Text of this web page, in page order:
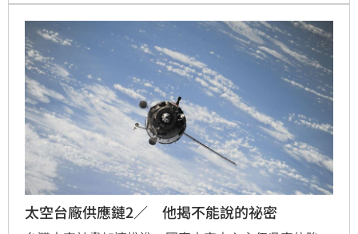
合未來福衛九號雷達衛星，可突破天候限制，實現全天
候監測。太空產業不僅是戰略科技，更能協助台廠布局
全球市場，透過衛星影像應用於碳監測、農業及民生防
災，展現台灣在太空科技領域的自主實力與國際競爭
力。
太空台廠供應鏈2／ 他揭不能說的祕密